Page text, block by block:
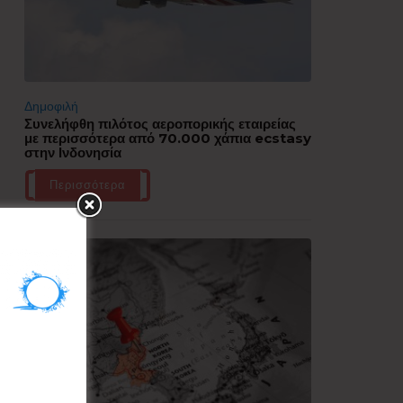
Δημοφιλή
Συνελήφθη πιλότος αεροπορικής εταιρείας
με περισσότερα από 70.000 χάπια ecstasy
στην Ινδονησία
Περισσότερα